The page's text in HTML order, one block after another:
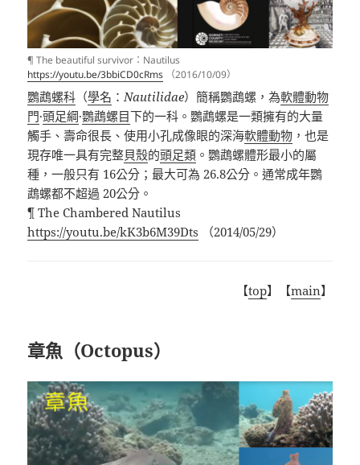
¶ The beautiful survivor：Nautilus
https://youtu.be/3bbiCD0cRms （2016/10/09）
鸚鵡螺科 （學名 ：Nautilidae）簡稱鸚鵡螺，為軟體動物
門·頭足綱·鸚鵡螺目下的一科。鸚鵡螺是一類擁有的大量
觸手、壽命很長、使用小孔成像眼的深海軟體動物 ，也是
現存唯一具有完整貝殼的頭足類 。鸚鵡螺體形最小的屬
種，一般只有 16公分；最大可為 26.8公分。通常成年鸚
鵡螺都不超過 20公分。
¶ The Chambered Nautilus
https://youtu.be/kK3b6M39Dts
（2014/05/29）
【top】【main】
章魚（Octopus）